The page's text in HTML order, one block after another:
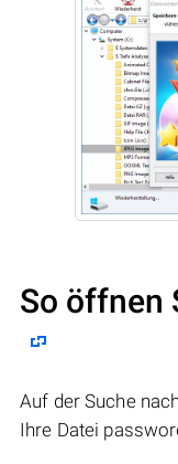
So öffnen
Auf der Suche
Ihre Datei